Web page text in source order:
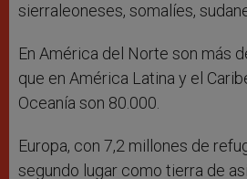
sierraleoneses, somalíes,
En América del Norte son más
que en América Latina y el
Oceanía son 80.000.
Europa, con 7,2 millones de
segundo lugar como tierra de